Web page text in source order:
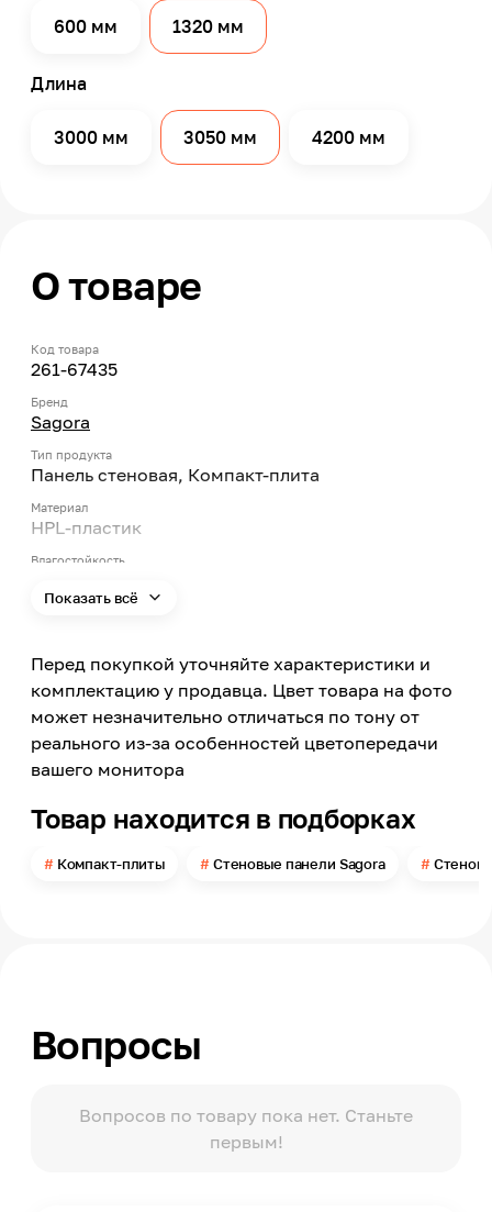
600 мм 1320 мм
Длина
3000 мм 3050 мм 4200 мм
О товаре
Код товара
261-67435
Бренд
Sagora
Тип продукта
Панель стеновая, Компакт-плита
Материал
HPL-пластик
Влагостойкость
Яркость цвета
Темный
Цвет заявленный производителем
Сосна орегон
Номер цвета
Поверхность
Вид рисунка
С рисунком, Имитация материала
Древесина
Показать всё
Перед покупкой уточняйте характеристики и
комплектацию у продавца. Цвет товара на фото
может незначительно отличаться по тону от
реального из-за особенностей цветопередачи
вашего монитора
Товар находится в подборках
Компакт-плиты Стеновые панели Sagora
Вопросы
Вопросов по товару пока нет. Станьте
первым!